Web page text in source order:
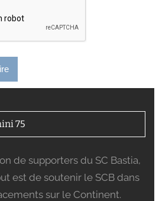
75
de supporters du SC Bastia,
est de soutenir le SCB dans
sur le Continent.